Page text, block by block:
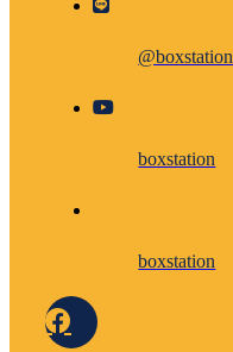
@boxstation
boxstation
boxstation